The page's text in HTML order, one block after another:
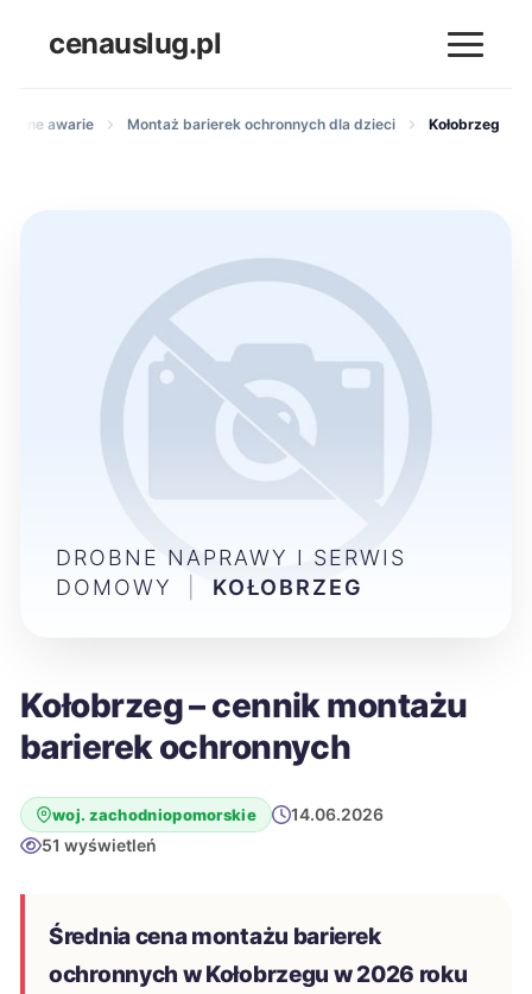
cenauslug.pl
awarie Montaż barierek ochronnych dla dzieci Kołobrzeg
Kołobrzeg – cennik montażu
barierek ochronnych
woj. zachodniopomorskie
14.06.2026
51 wyświetleń
Średnia cena montażu barierek
ochronnych w Kołobrzegu w 2026 roku
DROBNE NAPRAWY I SERWIS
DOMOWY
KOŁOBRZEG